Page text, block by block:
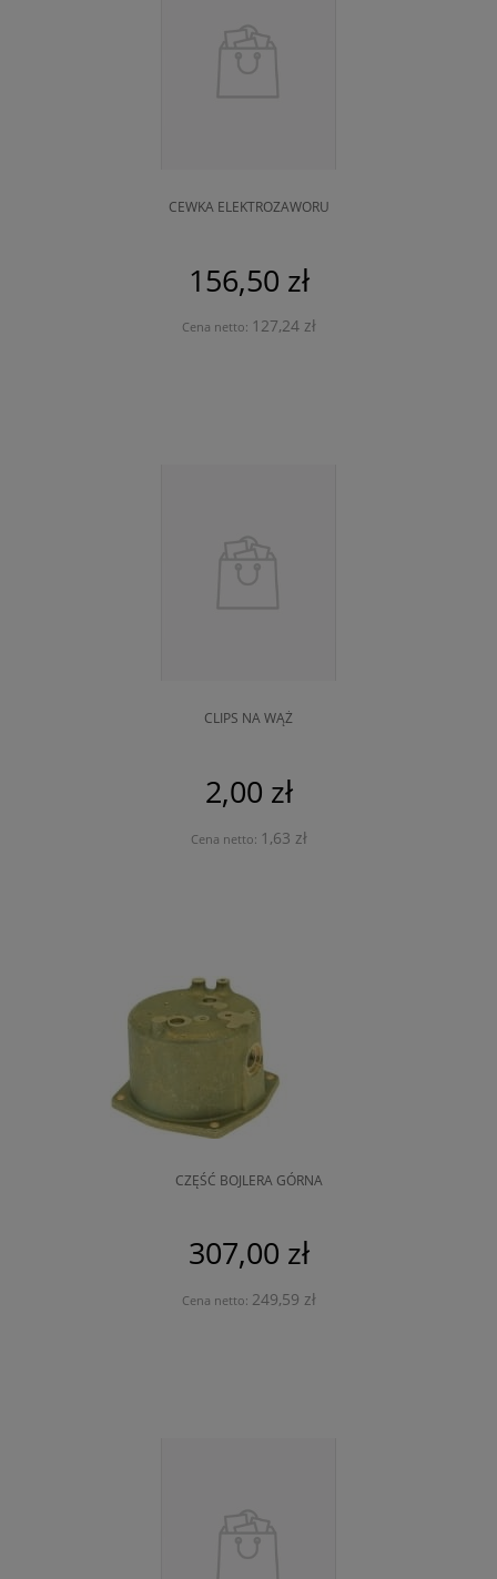
CEWKA ELEKTROZAWORU
156,50 zł
Cena netto: 127,24 zł
CLIPS NA WĄŻ
2,00 zł
Cena netto: 1,63 zł
CZĘŚĆ BOJLERA GÓRNA
307,00 zł
Cena netto: 249,59 zł